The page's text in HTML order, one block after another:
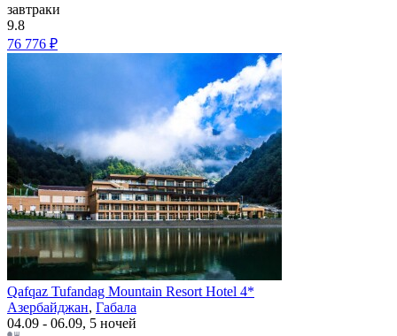
завтраки
9.8
76 776 ₽
Qafqaz Tufandag Mountain Resort Hotel 4*
Азербайджан, Габала
04.09 - 06.09, 5 ночей